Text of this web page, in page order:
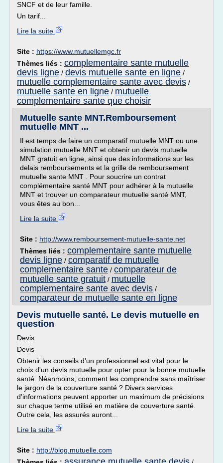
SNCF et de leur famille.
Un tarif...
Lire la suite
Site : https://www.mutuellemgc.fr
Thèmes liés : complementaire sante mutuelle
devis ligne / devis mutuelle sante en ligne /
mutuelle complementaire sante avec devis /
mutuelle sante en ligne / mutuelle
complementaire sante que choisir
Mutuelle sante MNT.Remboursement
mutuelle MNT ...
Il est temps de faire un comparatif mutuelle MNT ou une
simulation mutuelle MNT et obtenir un devis mutuelle
MNT gratuit en ligne, ainsi que des informations sur les
delais remboursements et la grille de remboursement
mutuelle sante MNT . Pour soucrire un contrat
complémentaire santé MNT pour adhérer à la mutuelle
MNT et trouver un comparateur mutuelle santé MNT,
vous êtes au bon...
Lire la suite
Site : http://www.remboursement-mutuelle-sante.net
Thèmes liés : complementaire sante mutuelle
devis ligne / comparatif de mutuelle
complementaire sante / comparateur de
mutuelle sante gratuit / mutuelle
complementaire sante avec devis /
comparateur de mutuelle sante en ligne
Devis mutuelle santé. Le devis mutuelle en
question
Devis
Devis
Obtenir les conseils d'un professionnel est vital pour le
choix d'un devis mutuelle pour opter pour la bonne mutuelle
santé. Néanmoins, comment les comprendre sans maîtriser
le jargon de la couverture santé ? Divers services
d'informations peuvent apporter un maximum de précisions
sur chaque terme utilisé en matière de couverture santé.
Outre cela, les assurés auront...
Lire la suite
Site : http://blog.mutuelle.com